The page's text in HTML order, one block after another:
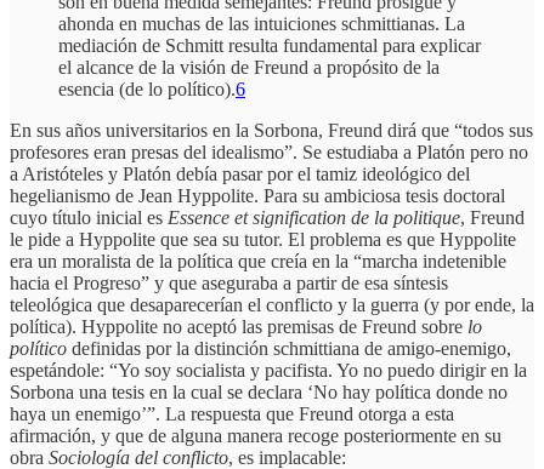
ahonda en muchas de las intuiciones schmittianas. La
mediación de Schmitt resulta fundamental para explicar
el alcance de la visión de Freund a propósito de la
esencia (de lo político).6
En sus años universitarios en la Sorbona, Freund dirá que “todos sus
profesores eran presas del idealismo”. Se estudiaba a Platón pero no
a Aristóteles y Platón debía pasar por el tamiz ideológico del
hegelianismo de Jean Hyppolite. Para su ambiciosa tesis doctoral
cuyo título inicial es Essence et signification de la politique, Freund
le pide a Hyppolite que sea su tutor. El problema es que Hyppolite
era un moralista de la política que creía en la “marcha indetenible
hacia el Progreso” y que aseguraba a partir de esa síntesis
teleológica que desaparecerían el conflicto y la guerra (y por ende, la
política). Hyppolite no aceptó las premisas de Freund sobre lo
político definidas por la distinción schmittiana de amigo-enemigo,
espetándole: “Yo soy socialista y pacifista. Yo no puedo dirigir en la
Sorbona una tesis en la cual se declara ‘No hay política donde no
haya un enemigo’”. La respuesta que Freund otorga a esta
afirmación, y que de alguna manera recoge posteriormente en su
obra Sociología del conflicto, es implacable: